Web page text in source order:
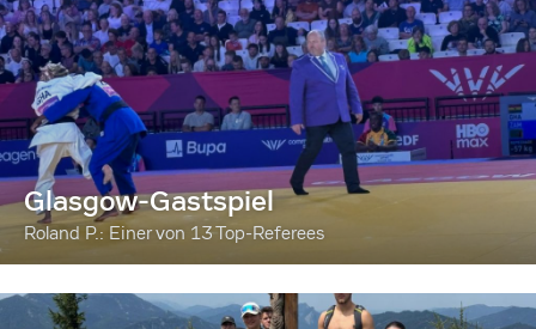
Glasgow-Gastspiel
Roland P.: Einer von 13 Top-Referees